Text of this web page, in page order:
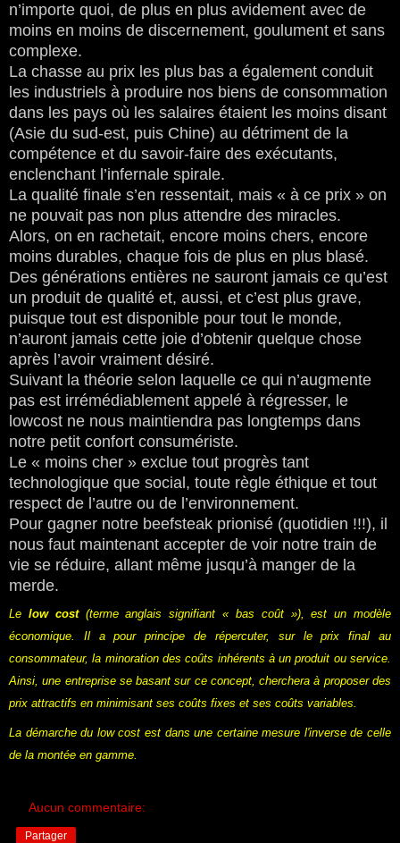
n’importe quoi, de plus en plus avidement avec de
moins en moins de discernement, goulument et sans
complexe.
La chasse au prix les plus bas a également conduit
les industriels à produire nos biens de consommation
dans les pays où les salaires étaient les moins disant
(Asie du sud-est, puis Chine) au détriment de la
compétence et du savoir-faire des exécutants,
enclenchant l’infernale spirale.
La qualité finale s’en ressentait, mais « à ce prix » on
ne pouvait pas non plus attendre des miracles.
Alors, on en rachetait, encore moins chers, encore
moins durables, chaque fois de plus en plus blasé.
Des générations entières ne sauront jamais ce qu’est
un produit de qualité et, aussi, et c’est plus grave,
puisque tout est disponible pour tout le monde,
n’auront jamais cette joie d’obtenir quelque chose
après l’avoir vraiment désiré.
Suivant la théorie selon laquelle ce qui n’augmente
pas est irrémédiablement appelé à régresser, le
lowcost ne nous maintiendra pas longtemps dans
notre petit confort consumériste.
Le « moins cher » exclue tout progrès tant
technologique que social, toute règle éthique et tout
respect de l’autre ou de l’environnement.
Pour gagner notre beefsteak prionisé (quotidien !!!), il
nous faut maintenant accepter de voir notre train de
vie se réduire, allant même jusqu’à manger de la
merde.
Le low cost (terme anglais signifiant « bas coût »), est un modèle
économique. Il a pour principe de répercuter, sur le prix final au
consommateur, la minoration des coûts inhérents à un produit ou service.
Ainsi, une entreprise se basant sur ce concept, cherchera à proposer des
prix attractifs en minimisant ses coûts fixes et ses coûts variables.
La démarche du low cost est dans une certaine mesure l'inverse de celle
de la montée en gamme.
Aucun commentaire:
Partager